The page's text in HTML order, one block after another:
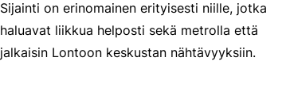
Sijainti on erinomainen erityisesti niille, jotka
haluavat liikkua helposti sekä metrolla että
jalkaisin Lontoon keskustan nähtävyyksiin.